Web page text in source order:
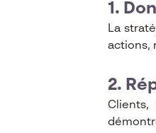
1.
La
actions,
2.
Clients,